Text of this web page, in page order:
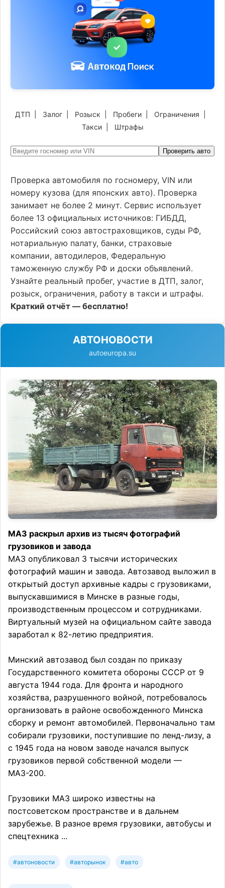
ДТП Залог Розыск Пробеги Ограничения
Такси| Штрафы
Проверить авто
Проверка автомобиля по госномеру, VIN или
номеру кузова (для японских авто). Проверка
занимает не более 2 минут. Сервис использует
более 13 официальных источников: ГИБДД,
Российский союз автостраховщиков, суды РФ,
нотариальную палату, банки, страховые
компании, автодилеров, Федеральную
таможенную службу РФ и доски объявлений.
Узнайте реальный пробег, участие в ДТП, залог,
розыск, ограничения, работу в такси и штрафы.
Краткий отчёт — бесплатно!
АВТОНОВОСТИ
autoeuropa.su
МАЗ раскрыл архив из тысяч фотографий
грузовиков и завода
МАЗ опубликовал 3 тысячи исторических
фотографий машин и завода. Автозавод выложил в
открытый доступ архивные кадры с грузовиками,
выпускавшимися в Минске в разные годы,
производственным процессом и сотрудниками.
Виртуальный музей на официальном сайте завода
заработал к 82-летию предприятия.
Минский автозавод был создан по приказу
Государственного комитета обороны СССР от 9
августа 1944 года. Для фронта и народного
хозяйства, разрушенного войной, потребовалось
организовать в районе освобожденного Минска
сборку и ремонт автомобилей. Первоначально там
собирали грузовики, поступившие по ленд-лизу, а
с 1945 года на новом заводе начался выпуск
грузовиков первой собственной модели —
МАЗ-200.
Грузовики МАЗ широко известны на
постсоветском пространстве и в дальнем
зарубежье. В разное время грузовики, автобусы и
спецтехника ...
#автоновости #авторынок #авто